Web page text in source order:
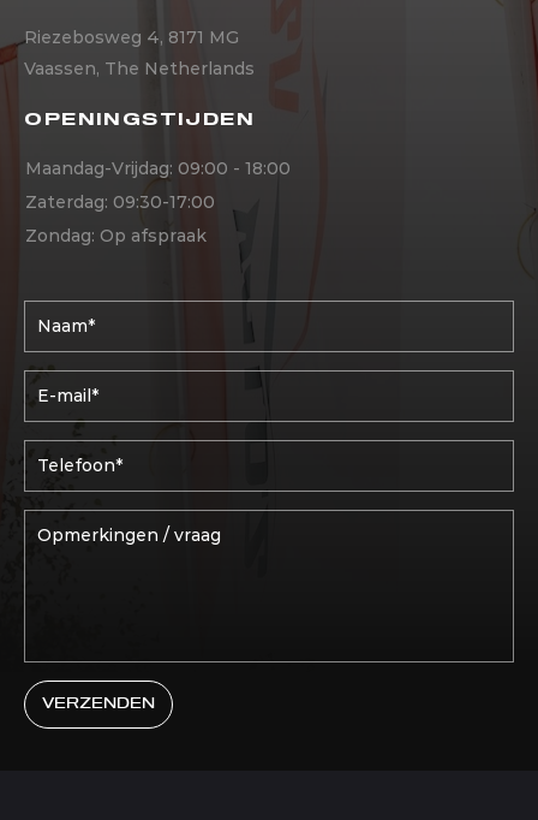
Riezebosweg 4, 8171 MG
Vaassen, The Netherlands
OPENINGSTIJDEN
Maandag-Vrijdag: 09:00 - 18:00
Zaterdag: 09:30-17:00
Zondag: Op afspraak
VERZENDEN